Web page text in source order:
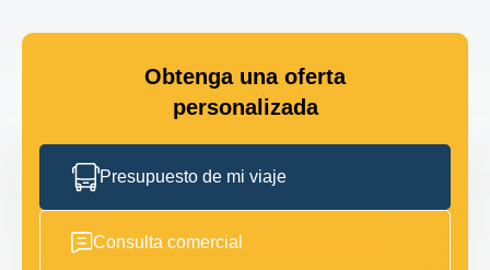
Obtenga una oferta
personalizada
Presupuesto de mi viaje
Consulta comercial